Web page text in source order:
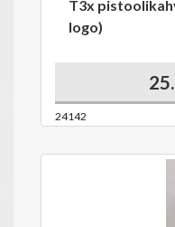
T3x
logo)
24142